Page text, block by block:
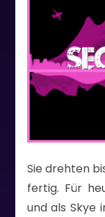
Sie drehten
fertig. Für
und als Skye